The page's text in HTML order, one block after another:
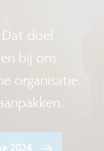
doel
bij ons
organisatie.
2024